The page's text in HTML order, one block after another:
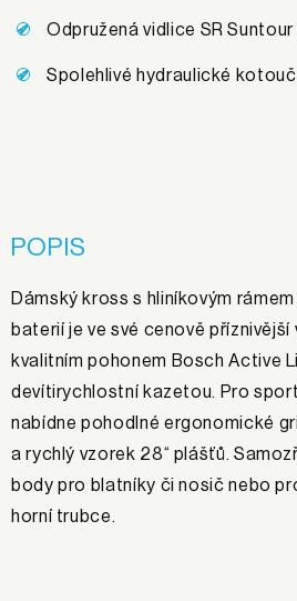
Odpružená vidlice SR
Spolehlivé hydraulické
POPIS
Dámský kross s hliníkovým
baterií je ve své cenově
kvalitním pohonem Bosch Active
devítirychlostní kazetou. Pro
nabídne pohodlné ergonomické
a rychlý vzorek 28“ plášťů.
body pro blatníky či nosič nebo
horní trubce.